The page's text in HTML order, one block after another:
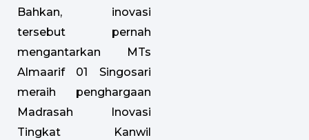
Bahkan, inovasi
tersebut pernah
mengantarkan MTs
Almaarif 01 Singosari
meraih penghargaan
Madrasah Inovasi
Tingkat Kanwil